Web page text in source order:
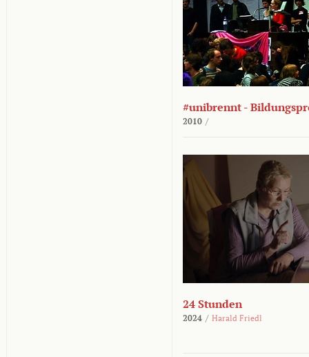
#unibrennt -
2010 /
24 Stunden
2024 / Harald Friedl